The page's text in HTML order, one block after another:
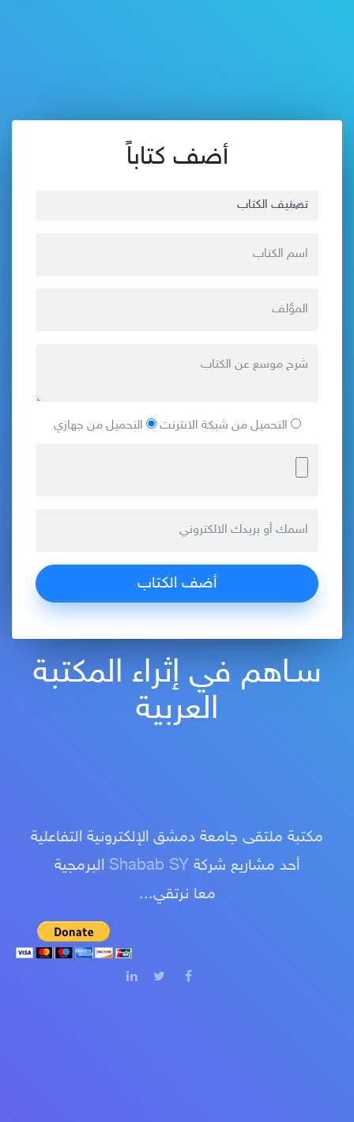
أضف كتاباً
التحميل من شبكة الانترنت التحميل من جهازي
سـاهم في إثراء المكتبة
العربية
مكتبة ملتقى جامعة دمشق الإلكترونية التفاعلية
أحد مشاريع شركة Shabab SY البرمجية
معا نرتقي...